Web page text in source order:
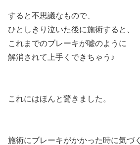
すると不思議なもので、
ひとしきり泣いた後に施術すると、
これまでのブレーキが嘘のように
解消されて上手くできちゃう♪
これにはほんと驚きました。
施術にブレーキがかかった時に気づく